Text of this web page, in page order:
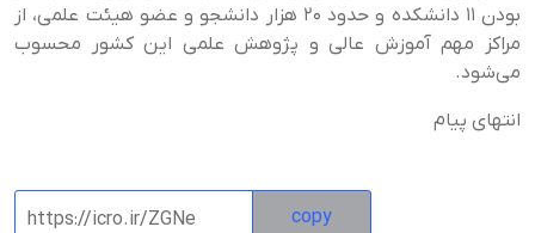
بودن ۱۱ دانشکده و حدود ۲۰ هزار دانشجو و عضو هیئت علمی، از
مراکز مهم آموزش عالی و پژوهش علمی این کشور محسوب
می‌شود.
انتهای پیام
copy